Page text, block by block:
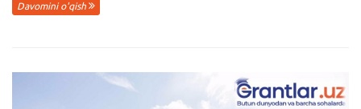
Davomini o'qish